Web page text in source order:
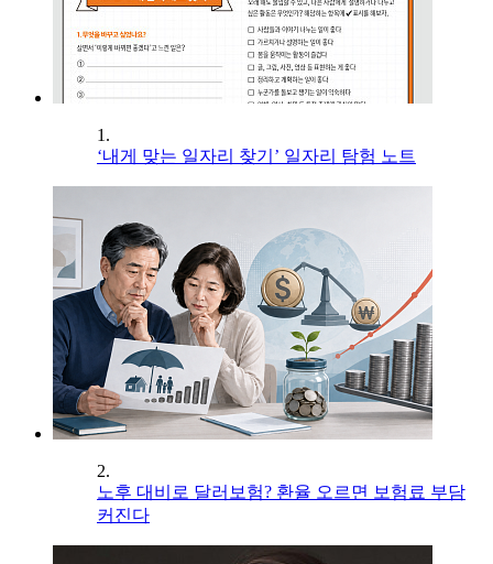
1.
‘내게 맞는 일자리 찾기’ 일자리 탐험 노트
2.
노후 대비로 달러보험? 환율 오르면 보험료 부담
커진다